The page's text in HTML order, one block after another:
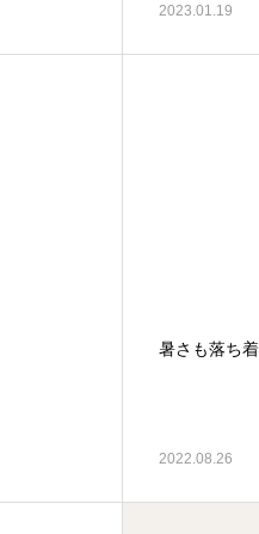
2023.01.19
暑さも落ち
2022.08.26